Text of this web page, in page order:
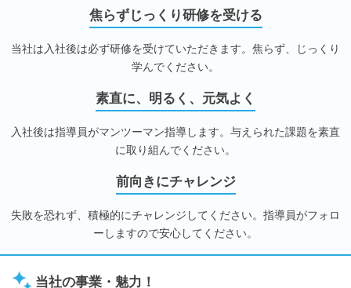
焦らずじっくり研修を受ける
当社は入社後は必ず研修を受けていただきます。焦らず、じっくり
学んでください。
素直に、明るく、元気よく
入社後は指導員がマンツーマン指導します。与えられた課題を素直
に取り組んでください。
前向きにチャレンジ
失敗を恐れず、積極的にチャレンジしてください。指導員がフォロ
ーしますので安心してください。
当社の事業・魅力！